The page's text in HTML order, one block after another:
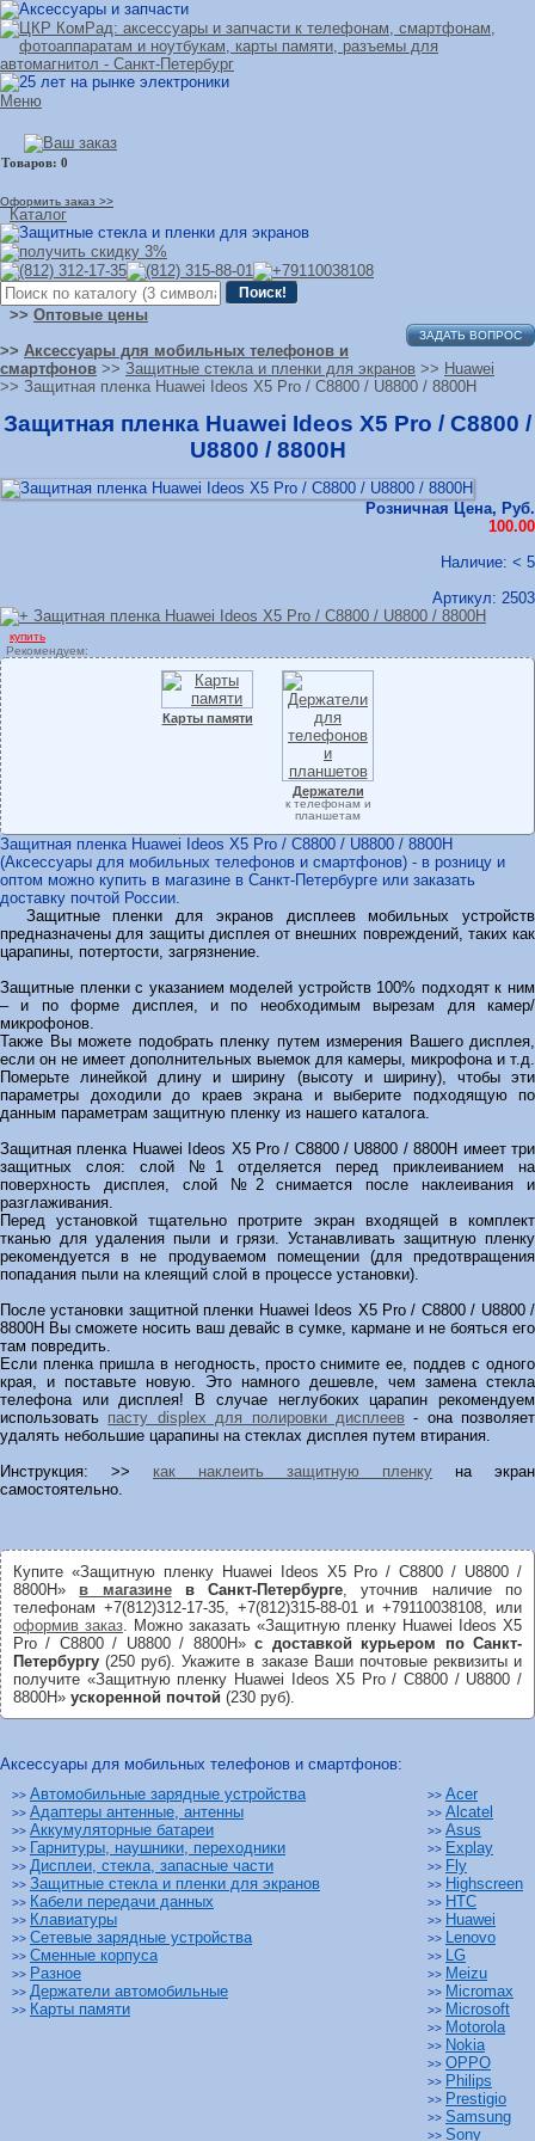
Меню
Оформить заказ >>
Каталог
>> Оптовые цены
ЗАДАТЬ ВОПРОС
>> Аксессуары для мобильных телефонов и
смартфонов >> Защитные стекла и пленки для экранов >> Huawei
>> Защитная пленка Huawei Ideos X5 Pro / C8800 / U8800 / 8800H
Защитная пленка Huawei Ideos X5 Pro / C8800 /
U8800 / 8800H
Розничная Цена, Руб.
100.00
Наличие: < 5
Артикул: 2503
купить
Рекомендуем:
Карты памяти
Держатели
к телефонам и
планшетам
Защитная пленка Huawei Ideos X5 Pro / C8800 / U8800 / 8800H
(Аксессуары для мобильных телефонов и смартфонов) - в розницу и
оптом можно купить в магазине в Санкт-Петербурге или заказать
доставку почтой России.
Защитные пленки для экранов дисплеев мобильных устройств
предназначены для защиты дисплея от внешних повреждений, таких как
царапины, потертости, загрязнение.
Защитные пленки с указанием моделей устройств 100% подходят к ним
– и по форме дисплея, и по необходимым вырезам для камер/
микрофонов.
Также Вы можете подобрать пленку путем измерения Вашего дисплея,
если он не имеет дополнительных выемок для камеры, микрофона и т.д.
Померьте линейкой длину и ширину (высоту и ширину), чтобы эти
параметры доходили до краев экрана и выберите подходящую по
данным параметрам защитную пленку из нашего каталога.
Защитная пленка Huawei Ideos X5 Pro / C8800 / U8800 / 8800H имеет три
защитных слоя: слой №1 отделяется перед приклеиванием на
поверхность дисплея, слой №2 снимается после наклеивания и
разглаживания.
Перед установкой тщательно протрите экран входящей в комплект
тканью для удаления пыли и грязи. Устанавливать защитную пленку
рекомендуется в не продуваемом помещении (для предотвращения
попадания пыли на клеящий слой в процессе установки).
После установки защитной пленки Huawei Ideos X5 Pro / C8800 / U8800 /
8800H Вы сможете носить ваш девайс в сумке, кармане и не бояться его
там повредить.
Если пленка пришла в негодность, просто снимите ее, поддев с одного
края, и поставьте новую. Это намного дешевле, чем замена стекла
телефона или дисплея! В случае неглубоких царапин рекомендуем
использовать пасту displex для полировки дисплеев- она позволяет
удалять небольшие царапины на стеклах дисплея путем втирания.
Инструкция: >> как наклеить защитную пленку на экран
самостоятельно.
Купите «Защитную пленку Huawei Ideos X5 Pro / C8800 / U8800 /
8800H» в магазинев Санкт-Петербурге, уточнив наличие по
телефонам +7(812)312-17-35, +7(812)315-88-01 и +79110038108, или
оформив заказ. Можно заказать «Защитную пленку Huawei Ideos X5
Pro / C8800 / U8800 / 8800H»с доставкой курьером по Санкт-
Петербургу (250 руб). Укажите в заказе Ваши почтовые реквизиты и
получите «Защитную пленку Huawei Ideos X5 Pro / C8800 / U8800 /
8800H» ускоренной почтой (230 руб).
Аксессуары для мобильных телефонов и смартфонов:
>> Автомобильные зарядные устройства
>> Адаптеры антенные, антенны
>> Аккумуляторные батареи
>> Гарнитуры, наушники, переходники
>> Дисплеи, стекла, запасные части
>> Защитные стекла и пленки для экранов
>> Кабели передачи данных
>> Клавиатуры
>> Сетевые зарядные устройства
>> Сменные корпуса
>> Разное
>> Держатели автомобильные
>> Карты памяти
>> Acer
>> Alcatel
>> Asus
>> Explay
>> Fly
>> Highscreen
>> HTC
>> Huawei
>> Lenovo
>> LG
>> Meizu
>> Micromax
>> Microsoft
>> Motorola
>> Nokia
>> OPPO
>> Philips
>> Prestigio
>> Samsung
>> Sony